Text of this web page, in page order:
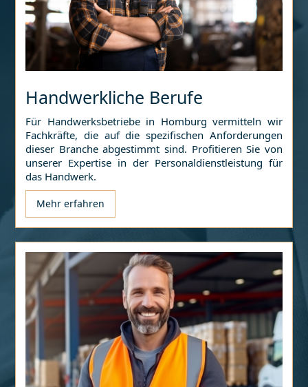
Handwerkliche Berufe
Für Handwerksbetriebe in Homburg vermitteln wir
Fachkräfte, die auf die spezifischen Anforderungen
dieser Branche abgestimmt sind. Profitieren Sie von
unserer Expertise in der Personaldienstleistung für
das Handwerk.
Mehr erfahren